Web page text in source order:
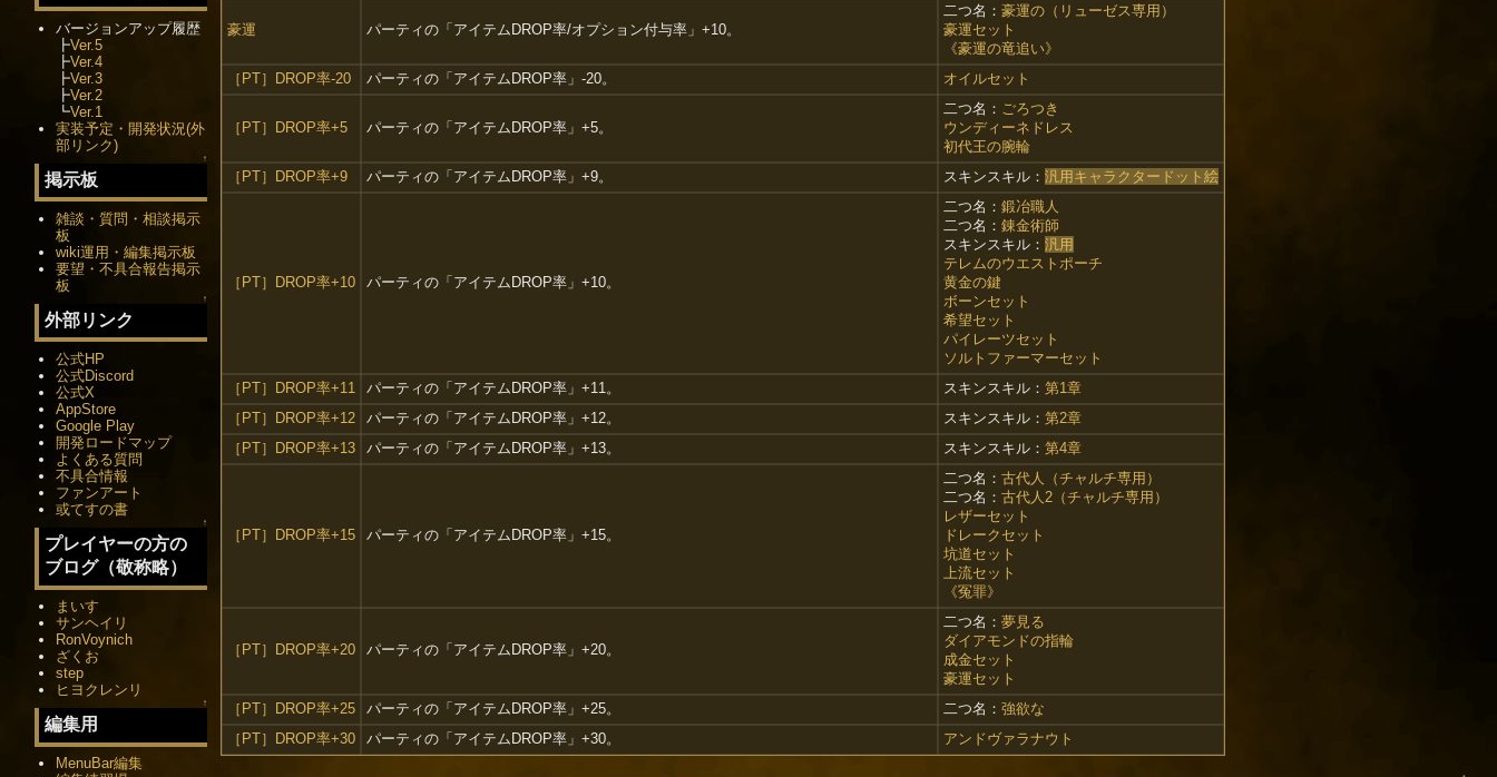
豪運 パーティの「アイテムDROP率/オプション付与率」+10。
二つ名： 豪運の（リューゼス専用）
豪運セット
《豪運の竜追い》
［PT］DROP率-20
パーティの「アイテムDROP率」-20。 オイルセット
［PT］DROP率+5 パーティの「アイテムDROP率」+5。
二つ名： ごろつき
ウンディーネドレス
初代王の腕輪
［PT］DROP率+9
パーティの「アイテムDROP率」+9。 スキンスキル： 汎用キャラクタードット絵
［PT］DROP率+10 パーティの「アイテムDROP率」+10。
二つ名： 鍛冶職人
二つ名： 錬金術師
スキンスキル： 汎用
テレムのウエストポーチ
黄金の鍵
ボーンセット
希望セット
パイレーツセット
ソルトファーマーセット
［PT］DROP率+11
パーティの「アイテムDROP率」+11。 スキンスキル： 第1章
［PT］DROP率+12
パーティの「アイテムDROP率」+12。 スキンスキル： 第2章
［PT］DROP率+13
パーティの「アイテムDROP率」+13。 スキンスキル： 第4章
［PT］DROP率+15 パーティの「アイテムDROP率」+15。
二つ名： 古代人（チャルチ専用）
二つ名： 古代人2（チャルチ専用）
レザーセット
ドレークセット
坑道セット
上流セット
《冤罪》
［PT］DROP率+20 パーティの「アイテムDROP率」+20。
二つ名： 夢見る
ダイアモンドの指輪
成金セット
豪運セット
［PT］DROP率+25
パーティの「アイテムDROP率」+25。 二つ名： 強欲な
［PT］DROP率+30
パーティの「アイテムDROP率」+30。 アンドヴァラナウト
バージョンアップ履歴
┣Ver.5
┣Ver.4
┣Ver.3
┣Ver.2
┗Ver.1
実装予定・開発状況(外
部リンク)
↑
掲示板
雑談・質問・相談掲示
板
wiki運用・編集掲示板
要望・不具合報告掲示
板
↑
外部リンク
公式HP
公式Discord
公式X
AppStore
Google Play
開発ロードマップ
よくある質問
不具合情報
ファンアート
或てすの書
↑
プレイヤーの方の
ブログ（敬称略）
まいす
サンヘイリ
RonVoynich
ざくお
step
ヒヨクレンリ
↑
編集用
MenuBar編集